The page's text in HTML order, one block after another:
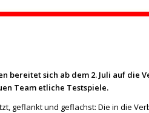
bereitet sich ab dem 2. Juli auf die
Team etliche Testspiele.
geflankt und geflachst: Die in die